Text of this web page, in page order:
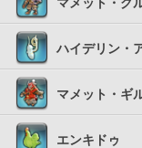
ハイデリン・
マメット・ギ
エンキドゥ